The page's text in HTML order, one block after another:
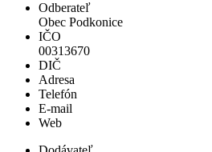
Odberateľ
Obec Podkonice
IČO
00313670
DIČ
Adresa
Telefón
E-mail
Web